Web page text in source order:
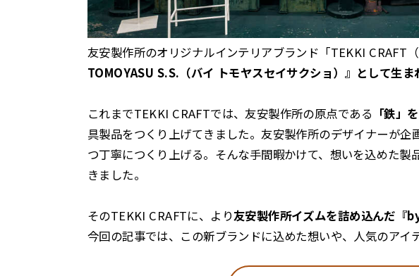
友安製作所のオリジナルインテリアブランド「TEKKI CRAFT
TOMOYASU S.S.（バイ トモヤスセイサクショ）』として生ま
これまでTEKKI CRAFTでは、友安製作所の原点である 「鉄」
具製品をつくり上げてきました。友安製作所のデザイナーが企
つ丁寧につくり上げる。そんな手間暇かけて、想いを込めた製
きました。
そのTEKKI CRAFTに、より友安製作所イズムを詰め込んだ『
今回の記事では、この新ブランドに込めた想いや、人気のアイ